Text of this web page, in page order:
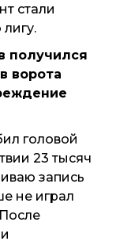
стали
получился
ворота
головой
23 тысяч
запись
не играл